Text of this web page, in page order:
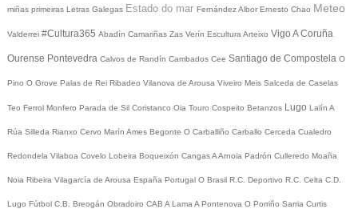
miñas primeiras Letras Galegas Estado do mar Fernández Albor Ernesto Chao Meteo
Valderrei #Cultura365 Abadín Camariñas Zas Verín Escultura Arteixo Vigo A Coruña
Ourense Pontevedra Calvos de Randín Cambados Cee Santiago de Compostela O
Pino O Grove Palas de Rei Ribadeo Vilanova de Arousa Viveiro Meis Salceda de Caselas
Teo Ferrol Monfero Parada de Sil Coristanco Oia Touro Cospeito Betanzos Lugo Lalín A
Rúa Silleda Rianxo Cervo Marín Ames Begonte O Carballiño Carballo Cerceda Cualedro
Redondela Vilaboa Covelo Lobeira Boqueixón CangasA Arnoia Padrón Culleredo Moaña
Noia Ribeira Vilagarcía de Arousa España Portugal O Brasil R.C. Deportivo R.C. Celta C.D.
Lugo Fútbol C.B. Breogán Obradoiro CAB A Lama A Pontenova O Porriño Sarria Curtis